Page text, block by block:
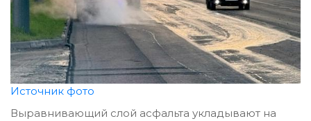
Источник фото
Выравнивающий слой асфальта укладывают на